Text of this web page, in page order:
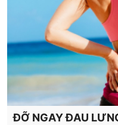
ĐỠ NGAY ĐAU